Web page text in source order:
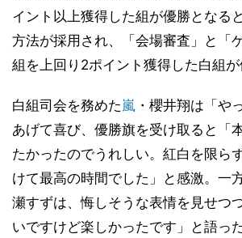
イント以上獲得した組が優勝となる
方法が採用され、「会場審査」と「
組を上回り2ポイント獲得した白組が
白組司会を務めた 嵐 ・櫻井翔は「や
あげて喜び、優勝旗を受け取ると「
たかったのでうれしい。紅白を限ら
けて最高の時間でした」と感激。一
瀬すずは、悔しそうな表情を見せつ
いですけど楽しかったです」と語った